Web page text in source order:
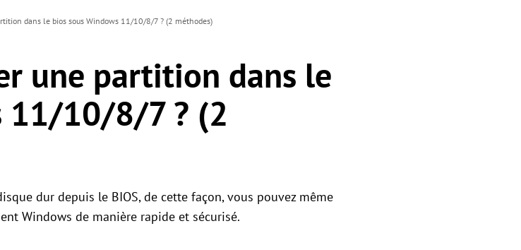
dans le bios sous Windows 11/10/8/7 ? (2 méthodes)
une partition dans le
11/10/8/7 ? (2
dur depuis le BIOS, de cette façon, vous pouvez même
Windows de manière rapide et sécurisé.